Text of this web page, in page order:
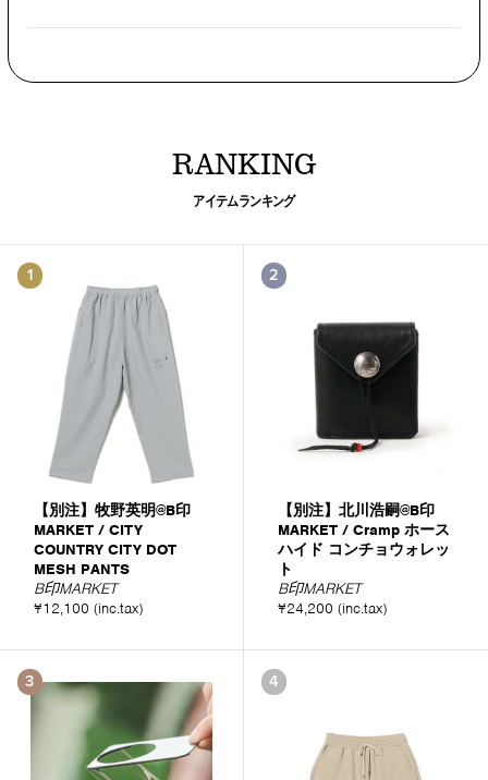
RANKING
アイテムランキング
1
【別注】牧野英明@B印
MARKET / CITY
COUNTRY CITY DOT
MESH PANTS
B印MARKET
¥12,100 (inc.tax)
2
【別注】北川浩嗣@B印
MARKET / Cramp ホース
ハイド コンチョウォレッ
ト
B印MARKET
¥24,200 (inc.tax)
3 4